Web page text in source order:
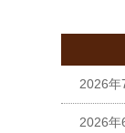
2026年
2026年